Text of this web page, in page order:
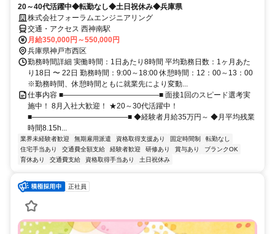
20～40代活躍中◆転勤なし◆土日祝休み◆兵庫県
株式会社フォーラムエンジニアリング
交通・アクセス 西神南駅
月給350,000円～550,000円
兵庫県神戸市西区
勤務時間詳細 実働時間：1日あたり8時間 平均勤務日数：1ヶ月あた
り18日 〜 22日 勤務時間：9:00～18:00 休憩時間：12：00～13：00
※勤務時間、休憩時間ともに就業先により変動...
仕事内容 ■―――――――――――――■ 面接1回のスピード選考実
施中！ 8月入社大歓迎！ ★20～30代活躍中！
■―――――――――――――■ ◆経験者月給35万円～ ◆月平均残業
時間8.15h...
業界未経験者歓迎 無期雇用派遣 資格取得支援あり 固定時間制
転勤なし
住宅手当あり
交通費全額支給 経験者歓迎 研修あり 賞与あり
ブランクOK
育休あり
交通費支給 資格取得手当あり 土日祝休み
正社員